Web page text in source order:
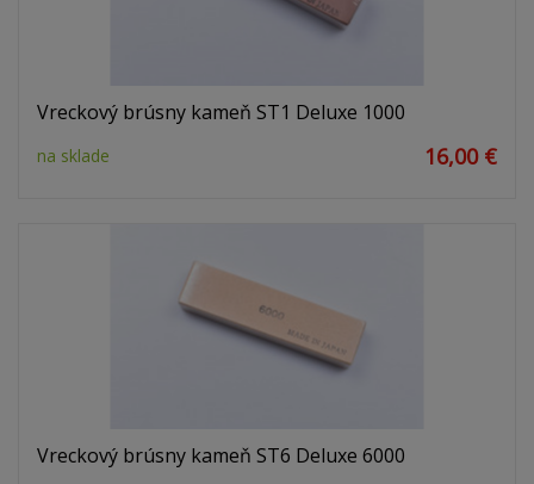
Vreckový brúsny kameň ST1 Deluxe 1000
na sklade 16,00 €
Vreckový brúsny kameň ST6 Deluxe 6000